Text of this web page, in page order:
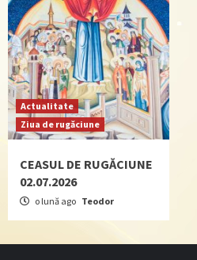
Actualitate
Ziua de rugăciune
CEASUL DE RUGĂCIUNE
02.07.2026
o lună ago Teodor